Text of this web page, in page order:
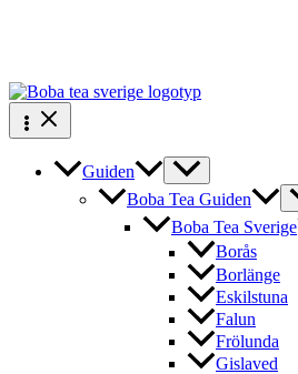
Guiden
Boba Tea Guiden
Boba Tea Sverige
Borås
Borlänge
Eskilstuna
Falun
Frölunda
Gislaved